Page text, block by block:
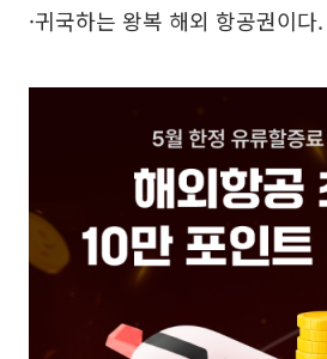
·귀국하는 왕복 해외 항공권이다.